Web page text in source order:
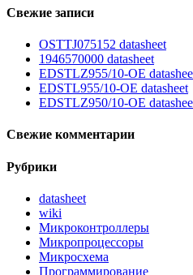
Свежие записи
OSTTJ075152 datasheet
1946570000 datasheet
EDSTLZ955/10-OE
EDSTL955/10-OE datasheet
EDSTLZ950/10-OE
Свежие комментарии
Рубрики
datasheet
wiki
Микроконтроллеры
Микропроцессоры
Микросхема
Программирование